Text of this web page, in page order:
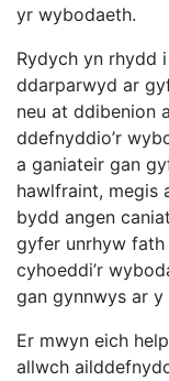
yr wybodaeth.
Rydych yn rhydd
ddarparwyd ar
neu at ddibenion
ddefnyddio’r
a ganiateir gan
hawlfraint, megis
bydd angen
gyfer unrhyw
cyhoeddi’r
gan gynnwys ar y
Er mwyn eich
allwch